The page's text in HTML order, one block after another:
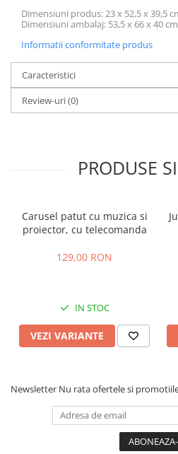
Dimensiuni produs: 23 x 52,5 x 39,5
Dimensiuni ambalaj: 53,5 x 66 x 40 cm
Informatii conformitate produs
Caracteristici
Review-uri(0)
PRODUSE
Carusel patut cu muzica si
proiector, cu telecomanda
129,00 RON
IN STOC
VEZI VARIANTE
Newsletter Nu rata ofertele si